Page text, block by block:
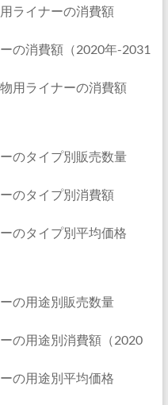
ライナーの消費額
の消費額（2020年-2031
用ライナーの消費額
のタイプ別販売数量
のタイプ別消費額
のタイプ別平均価格
の用途別販売数量
の用途別消費額（2020
の用途別平均価格